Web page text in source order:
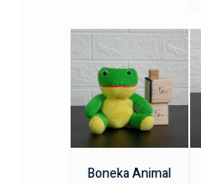
Boneka Animal